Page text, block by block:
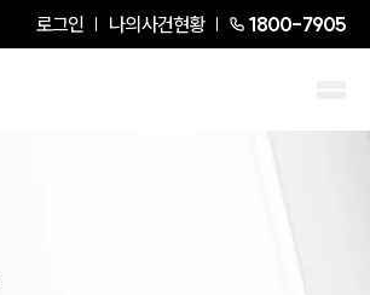
로그인 나의사건현황 1800-7905